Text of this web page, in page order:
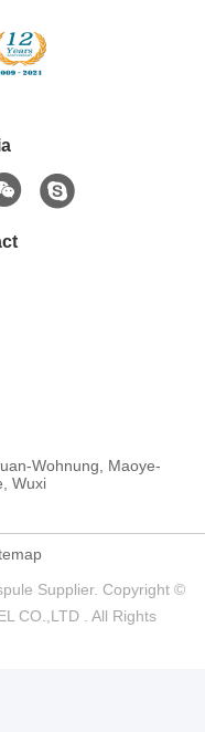
Wohnung, Maoye-
Wuxi
Supplier. Copyright ©
CO.,LTD . All Rights